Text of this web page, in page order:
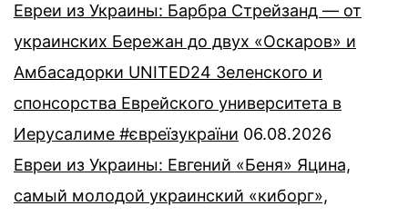
Евреи из Украины: Барбра Стрейзанд — от
украинских Бережан до двух «Оскаров» и
Амбасадорки UNITED24 Зеленского и
спонсорства Еврейского университета в
Иерусалиме #євреїзукраїни 06.08.2026
Евреи из Украины: Евгений «Беня» Яцина,
самый молодой украинский «киборг»,